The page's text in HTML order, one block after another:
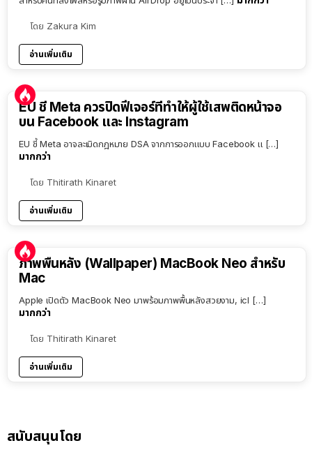
โดย Zakura Kim
อ่านเพิ่มเติม
EU ชี้ Meta ควรปิดฟีเจอร์ที่ทำให้ผู้ใช้เสพติดหน้าจอ
บน Facebook และ Instagram
EU ชี้ Meta อาจละเมิดกฎหมาย DSA จากการออกแบบ Facebook แ […]
มากกว่า
โดย Thitirath Kinaret
อ่านเพิ่มเติม
ภาพพื้นหลัง (Wallpaper) MacBook Neo สำหรับ
Mac
Apple เปิดตัว MacBook Neo มาพร้อมภาพพื้นหลังสวยงาม, icl […]
มากกว่า
โดย Thitirath Kinaret
อ่านเพิ่มเติม
สนับสนุนโดย